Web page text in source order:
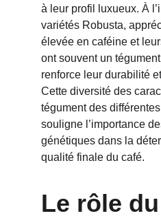
à leur profil luxueux. À
variétés Robusta,
élevée en caféine et
ont souvent un
renforce leur durabilité
Cette diversité des
tégument des
souligne l’importance
génétiques dans la
qualité finale du café.
Le rôle du